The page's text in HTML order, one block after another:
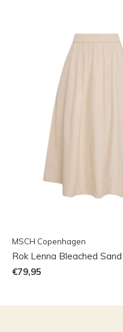
MSCH Copenhagen
Rok Lenna Bleached Sand
€79,95